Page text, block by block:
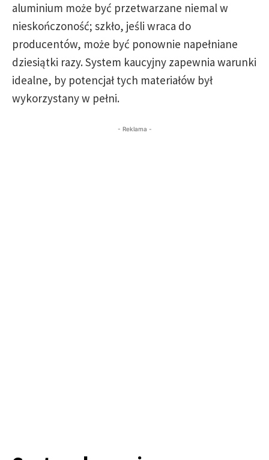
aluminium może być przetwarzane niemal w
nieskończoność; szkło, jeśli wraca do
producentów, może być ponownie napełniane
dziesiątki razy. System kaucyjny zapewnia warunki
idealne, by potencjał tych materiałów był
wykorzystany w pełni.
- Reklama -